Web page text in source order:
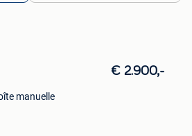
€ 2.900,-
manuelle